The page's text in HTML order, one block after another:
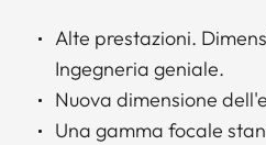
Alte prestazioni.
Ingegneria geniale.
Nuova dimensione
Una gamma focale